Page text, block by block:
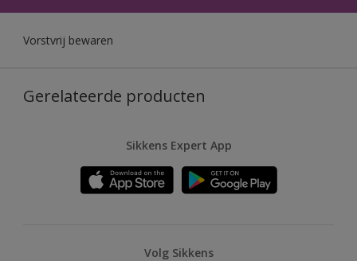
Vorstvrij bewaren
Gerelateerde producten
Sikkens Expert App
Volg Sikkens